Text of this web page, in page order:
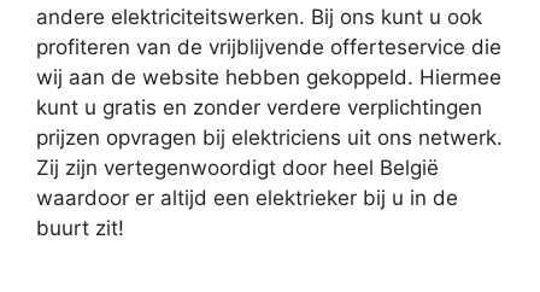
andere elektriciteitswerken. Bij ons kunt u ook
profiteren van de vrijblijvende offerteservice die
wij aan de website hebben gekoppeld. Hiermee
kunt u gratis en zonder verdere verplichtingen
prijzen opvragen bij elektriciens uit ons netwerk.
Zij zijn vertegenwoordigt door heel België
waardoor er altijd een elektrieker bij u in de
buurt zit!